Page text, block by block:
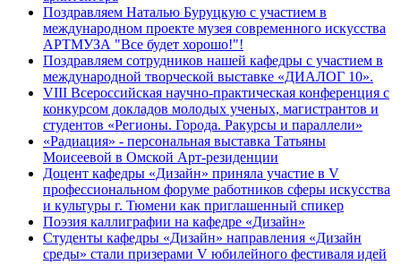
Поздравляем Наталью Буруцкую с участием в
международном проекте музея современного искусства
АРТМУЗА "Все будет хорошо!"!
Поздравляем сотрудников нашей кафедры с участием в
международной творческой выставке «ДИАЛОГ 10».
VIII Всероссийская научно-практическая конференция с
конкурсом докладов молодых ученых, магистрантов и
студентов «Регионы. Города. Ракурсы и параллели»
«Радиация» - персональная выставка Татьяны
Моисеевой в Омской Арт-резиденции
Доцент кафедры «Дизайн» приняла участие в V
профессиональном форуме работников сферы искусства
и культуры г. Тюмени как приглашенный спикер
Поэзия каллиграфии на кафедре «Дизайн»
Студенты кафедры «Дизайн» направления «Дизайн
среды» стали призерами V юбилейного фестиваля идей